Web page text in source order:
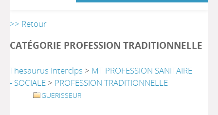
>> Retour
CATÉGORIE PROFESSION TRADITIONNELLE
Thesaurus Interclps > MT PROFESSION SANITAIRE
- SOCIALE > PROFESSION TRADITIONNELLE
GUERISSEUR